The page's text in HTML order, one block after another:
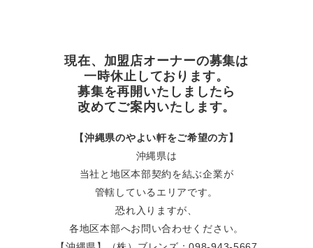
現在、加盟店オーナーの募集は
一時休止しております。
募集を再開いたしましたら
改めてご案内いたします。
【沖縄県のやよい軒をご希望の方】
沖縄県は
当社と地区本部契約を結ぶ企業が
管轄しているエリアです。
恐れ入りますが、
各地区本部へお問い合わせください。